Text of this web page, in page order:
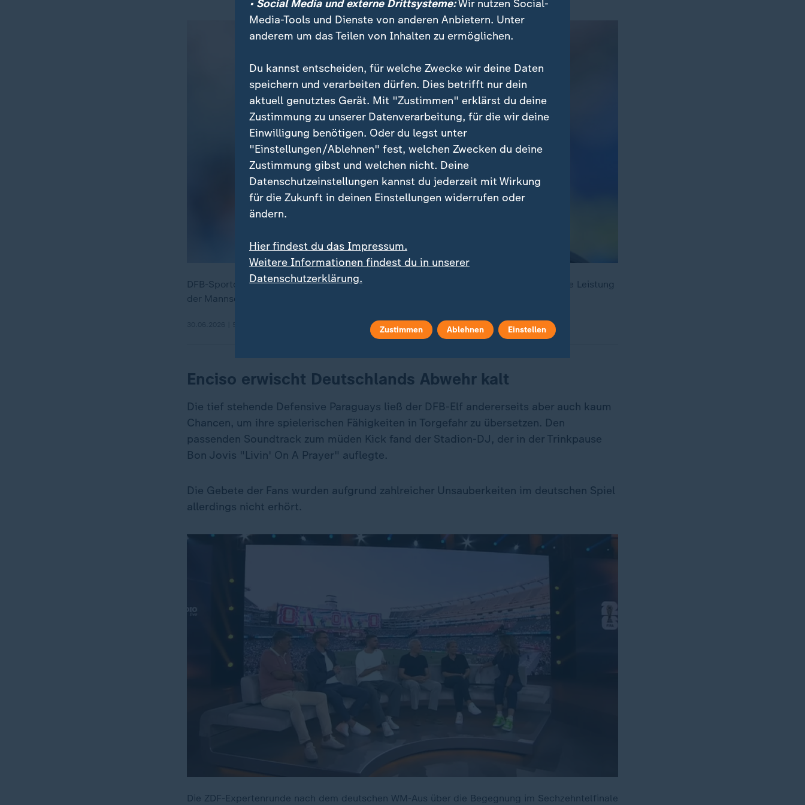
DFB-Sportdirektor Rudi Völler über die Zukunft von Bundestrainer Nagelsmann und die Leistung
der Mannschaft beim erneut frühen WM-Aus.
Enciso erwischt Deutschlands Abwehr kalt
Die tief stehende Defensive Paraguays ließ der DFB-Elf andererseits aber auch kaum
Chancen, um ihre spielerischen Fähigkeiten in Torgefahr zu übersetzen. Den
passenden Soundtrack zum müden Kick fand der Stadion-DJ, der in der Trinkpause
Bon Jovis "Livin' On A Prayer" auflegte.
Die Gebete der Fans wurden aufgrund zahlreicher Unsauberkeiten im deutschen Spiel
allerdings nicht erhört.
Die ZDF-Expertenrunde nach dem deutschen WM-Aus über die Begegnung im Sechzehntelfinale
• Social Media und externe Drittsysteme:Wir nutzen Social-
Media-Tools und Dienste von anderen Anbietern. Unter
anderem um das Teilen von Inhalten zu ermöglichen.
Du kannst entscheiden, für welche Zwecke wir deine Daten
speichern und verarbeiten dürfen. Dies betrifft nur dein
aktuell genutztes Gerät. Mit "Zustimmen" erklärst du deine
Zustimmung zu unserer Datenverarbeitung, für die wir deine
Einwilligung benötigen. Oder du legst unter
"Einstellungen/Ablehnen" fest, welchen Zwecken du deine
Zustimmung gibst und welchen nicht. Deine
Datenschutzeinstellungen kannst du jederzeit mit Wirkung
für die Zukunft in deinen Einstellungen widerrufen oder
ändern.
Hier findest du das Impressum.
Weitere Informationen findest du in unserer
Datenschutzerklärung.
Zustimmen Ablehnen Einstellen